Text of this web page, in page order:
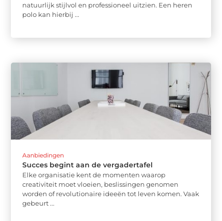
natuurlijk stijlvol en professioneel uitzien. Een heren
polo kan hierbij ...
Aanbiedingen
Succes begint aan de vergadertafel
Elke organisatie kent de momenten waarop
creativiteit moet vloeien, beslissingen genomen
worden of revolutionaire ideeën tot leven komen. Vaak
gebeurt ...